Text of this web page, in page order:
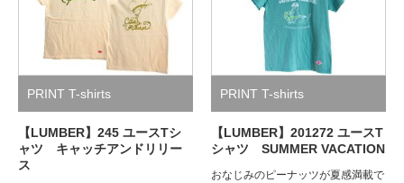
PRINT T-shirts
【LUMBER】245 ユースTシ
ャツ キャッチアンドリリー
ス
PRINT T-shirts
【LUMBER】201272 ユースT
シャツ SUMMER VACATION
おなじみのピーナッツが夏感満載で